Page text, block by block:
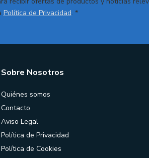
Política de Privacidad. *
Sobre Nosotros
Quiénes somos
Contacto
Aviso Legal
Política de Privacidad
Política de Cookies